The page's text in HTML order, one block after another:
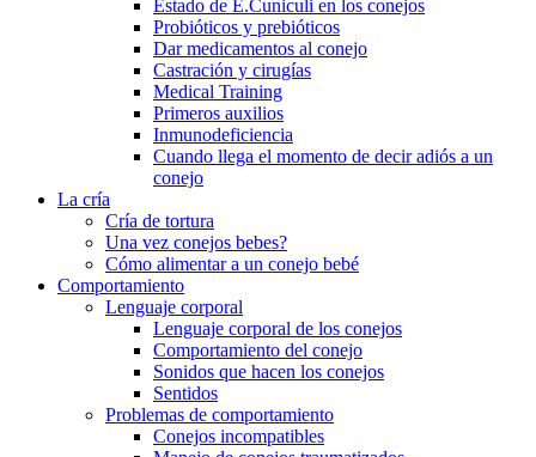
Estado de E.Cuniculi en los conejos
Probióticos y prebióticos
Dar medicamentos al conejo
Castración y cirugías
Medical Training
Primeros auxilios
Inmunodeficiencia
Cuando llega el momento de decir adiós a un
conejo
La cría
Cría de tortura
Una vez conejos bebes?
Cómo alimentar a un conejo bebé
Comportamiento
Lenguaje corporal
Lenguaje corporal de los conejos
Comportamiento del conejo
Sonidos que hacen los conejos
Sentidos
Problemas de comportamiento
Conejos incompatibles